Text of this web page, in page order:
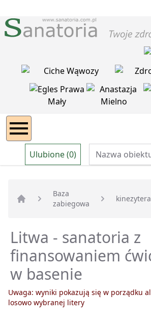
Ulubione (0)
Strona główna
Baza
zabiegowa
Litwa - sanatoria z
finansowaniem
w basenie
Uwaga: wyniki pokazują się w porządku
losowo wybranej litery